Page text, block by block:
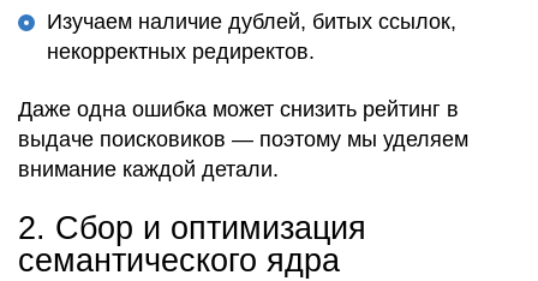
Изучаем наличие дублей, битых ссылок,
некорректных редиректов.
Даже одна ошибка может снизить рейтинг в
выдаче поисковиков — поэтому мы уделяем
внимание каждой детали.
2. Сбор и оптимизация
семантического ядра